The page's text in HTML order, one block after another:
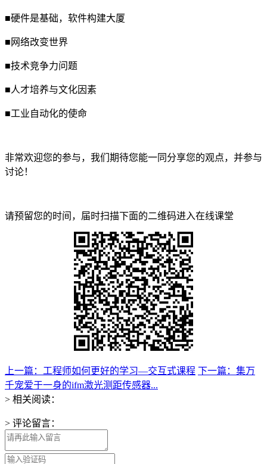
■硬件是基础，软件构建大厦
■网络改变世界
■技术竞争力问题
■人才培养与文化因素
■工业自动化的使命
非常欢迎您的参与，我们期待您能一同分享您的观点，并参与
讨论！
请预留您的时间，届时扫描下面的二维码进入在线课堂
上一篇：工程师如何更好的学习—交互式课程 下一篇：集万
千宠爱于一身的ifm激光测距传感器...
> 相关阅读：
> 评论留言：